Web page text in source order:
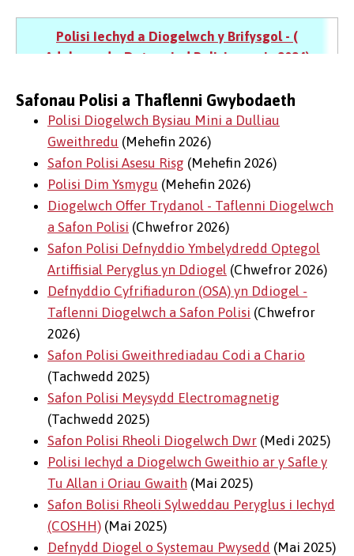
Polisi Iechyd a Diogelwch y Brifysgol - (
Adolygwyd y Datganiad Polisi ym mis 2024)
Safonau Polisi a Thaflenni Gwybodaeth
Polisi Diogelwch Bysiau Mini a Dulliau
Gweithredu (Mehefin 2026)
Safon Polisi Asesu Risg (Mehefin 2026)
Polisi Dim Ysmygu (Mehefin 2026)
Diogelwch Offer Trydanol - Taflenni Diogelwch
a Safon Polisi (Chwefror 2026)
Safon Polisi Defnyddio Ymbelydredd Optegol
Artiffisial Peryglus yn Ddiogel (Chwefror 2026)
Defnyddio Cyfrifiaduron (OSA) yn Ddiogel -
Taflenni Diogelwch a Safon Polisi (Chwefror
2026)
Safon Polisi Gweithrediadau Codi a Chario
(Tachwedd 2025)
Safon Polisi Meysydd Electromagnetig
(Tachwedd 2025)
Safon Polisi Rheoli Diogelwch Dwr (Medi 2025)
Polisi Iechyd a Diogelwch Gweithio ar y Safle y
Tu Allan i Oriau Gwaith (Mai 2025)
Safon Bolisi Rheoli Sylweddau Peryglus i Iechyd
(COSHH) (Mai 2025)
Defnydd Diogel o Systemau Pwysedd (Mai 2025)